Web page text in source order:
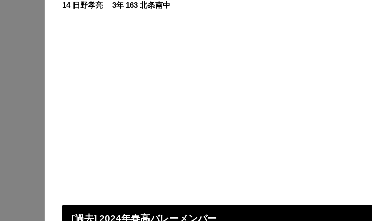
14 日野孝亮 3年 163 北条南中
[過去] 2024年春高バレーメンバー